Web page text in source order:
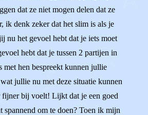
dat ze niet mogen delen dat ze
ik denk zeker dat het slim is als je
nu het gevoel hebt dat je iets moet
hebt dat je tussen 2 partijen in
met hen bespreekt kunnen jullie
jullie nu met deze situatie kunnen
fijner bij voelt! Lijkt dat je een goed
spannend om te doen? Toen ik mijn